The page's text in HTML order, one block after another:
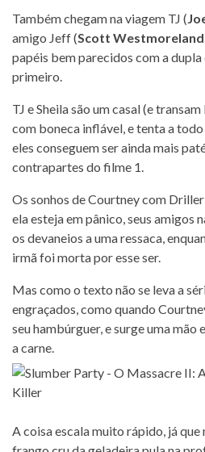
Também chegam na viagem TJ (
amigo Jeff (Scott Westmoreland
papéis bem parecidos com a
primeiro.
TJ e Sheila são um casal (e
com boneca inflável, e tenta a
eles conseguem ser ainda mais
contrapartes do filme 1.
Os sonhos de Courtney com
ela esteja em pânico, seus amigos
os devaneios a uma ressaca,
irmã foi morta por esse ser.
Mas como o texto não se leva a
engraçados, como quando
seu hambúrguer, e surge uma mão
a carne.
A coisa escala muito rápido, já